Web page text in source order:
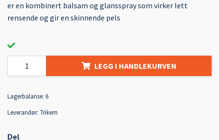
er en kombinert balsam og glansspray som virker lett
rensende og gir en skinnende pels
LEGG I HANDLEKURVEN
Lagerbalanse: 6
Leverandør: Trikem
Del